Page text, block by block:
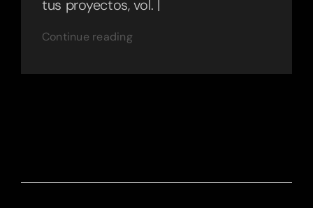
tus proyectos, vol. |
Continue reading